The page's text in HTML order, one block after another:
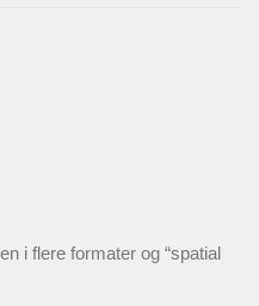
i flere formater og “spatial